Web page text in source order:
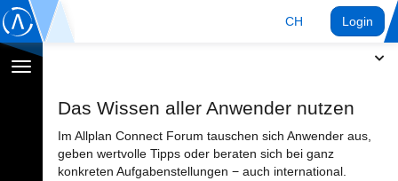
CH Login
Navigation
Das Wissen aller Anwender nutzen
Im Allplan Connect Forum tauschen sich Anwender aus,
geben wertvolle Tipps oder beraten sich bei ganz
konkreten Aufgabenstellungen − auch international.